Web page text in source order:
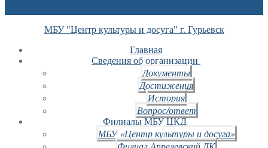
МБУ "Центр культуры и досуга" г. Гурьевск
Главная
Сведения об организации
Документы
Достижения
История
Вопрос/ответ
Филиалы МБУ ЦКД
МБУ «Центр культуры и досуга»